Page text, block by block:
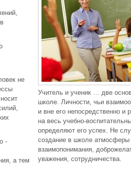
не
-
а тем
Учитель и ученик … две
школе. Личности, чьи
и вне его непосредственно
на весь учебно-
определяют его успех. Не
создание в школе атмосферы
взаимопонимания,
уважения, сотрудничества.